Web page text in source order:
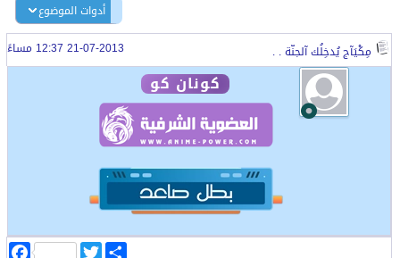
أدوات الموضوع
مِكْيَآج يُدخِلُك آلجنّة . . 21-07-2013 12:37 مساءً
كونان كو
T